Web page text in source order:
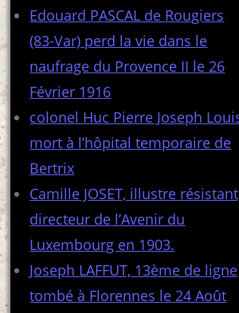
Edouard PASCAL de Rougiers
(83-Var) perd la vie dans le
naufrage du Provence II le 26
Février 1916
colonel Huc Pierre Joseph
mort à l’hôpital temporaire de
Bertrix
Camille JOSET, illustre
directeur de l’Avenir du
Luxembourg en 1903.
Joseph LAFFUT, 13ème de ligne
tombé à Florennes le 24 Août